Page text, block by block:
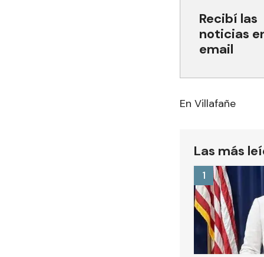
Recibí las
noticias
email
En Villafañe
Las más
1